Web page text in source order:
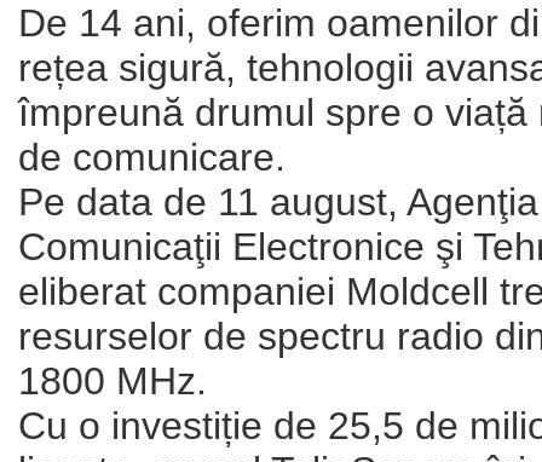
De 14 ani, oferim oamenilor
rețea sigură, tehnologii
împreună drumul spre o
de comunicare.
Pe data de 11 august,
Comunicaţii Electronice şi
eliberat companiei Moldcell
resurselor de spectru radio
1800 MHz.
Cu o investiție de 25,5 de